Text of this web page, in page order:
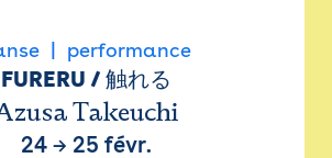
performance
FURERU / 触れる
Takeuchi
24→ 25 févr.